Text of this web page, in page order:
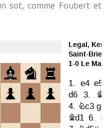
sot, comme Foubert et